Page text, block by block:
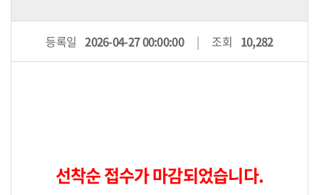
등록일 2026-04-27 00:00:00 조회 10,282
선착순 접수가 마감되었습니다.